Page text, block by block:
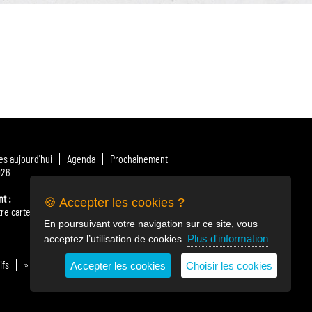
aujourd'hui Agenda
Prochainement
carte
» Télécharger le menu
» Billetterie en ligne Horaires & plan d'accès
🍪 Accepter les cookies ?
En poursuivant votre navigation sur ce site, vous
acceptez l’utilisation de cookies. Plus d'information
Accepter les cookies Choisir les cookies